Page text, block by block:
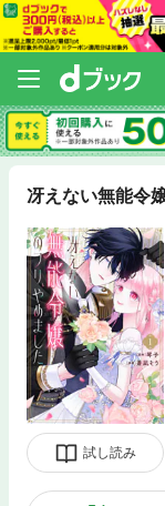
冴えない無能令
試し読み